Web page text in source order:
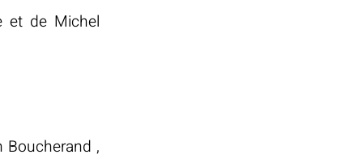
et de Michel
Boucherand ,